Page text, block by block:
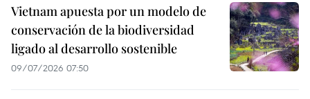
Vietnam apuesta por un modelo de
conservación de la biodiversidad
ligado al desarrollo sostenible
09/07/2026 07:50